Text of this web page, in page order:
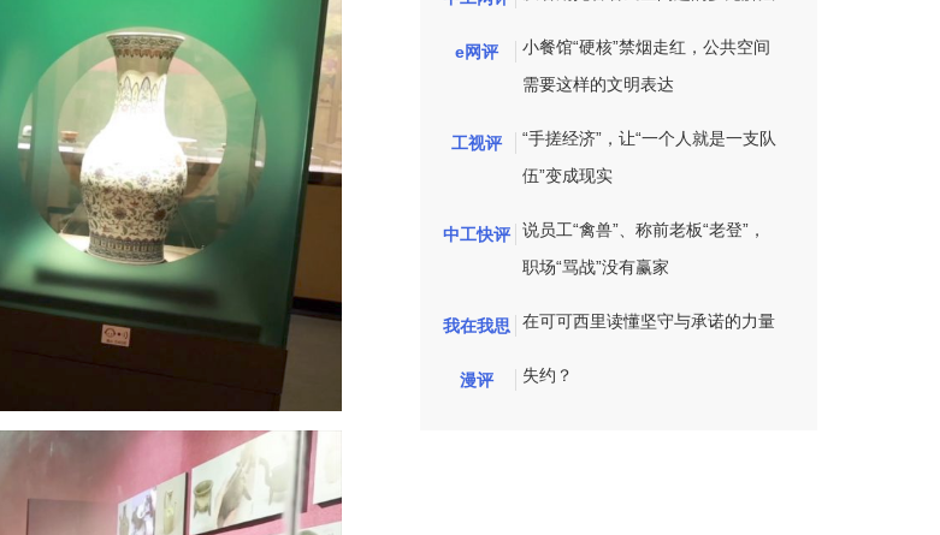
e网评
小餐馆“硬核”禁烟走红，公共空间
需要这样的文明表达
工视评
“手搓经济”，让“一个人就是一支队
伍”变成现实
中工快评
说员工“禽兽”、称前老板“老登”，
职场“骂战”没有赢家
我在我思 在可可西里读懂坚守与承诺的力量
漫评 失约？